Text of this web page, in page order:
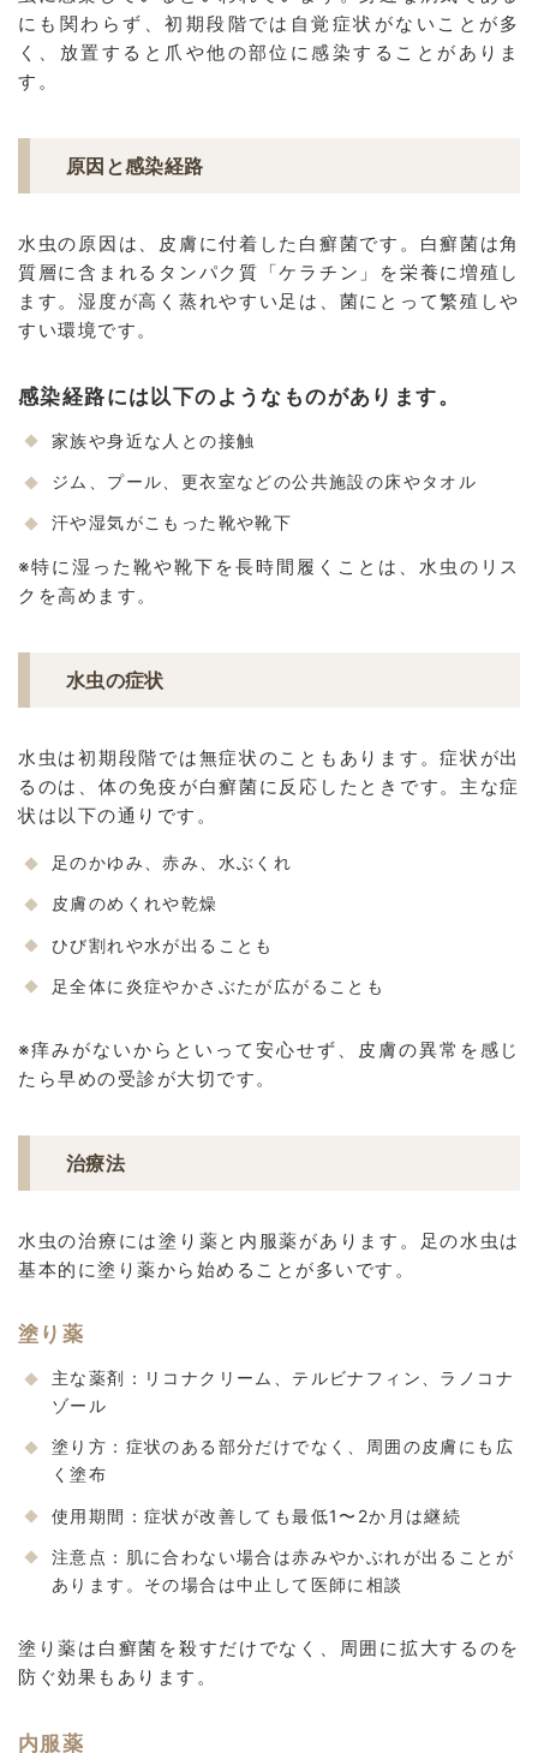
にも関わらず、初期段階では自覚症状がないことが多
く、放置すると爪や他の部位に感染することがありま
す。
原因と感染経路
水虫の原因は、皮膚に付着した白癬菌です。白癬菌は角
質層に含まれるタンパク質「ケラチン」を栄養に増殖し
ます。湿度が高く蒸れやすい足は、菌にとって繁殖しや
すい環境です。
感染経路には以下のようなものがあります。
家族や身近な人との接触
ジム、プール、更衣室などの公共施設の床やタオル
汗や湿気がこもった靴や靴下
※特に湿った靴や靴下を長時間履くことは、水虫のリス
クを高めます。
水虫の症状
水虫は初期段階では無症状のこともあります。症状が出
るのは、体の免疫が白癬菌に反応したときです。主な症
状は以下の通りです。
足のかゆみ、赤み、水ぶくれ
皮膚のめくれや乾燥
ひび割れや水が出ることも
足全体に炎症やかさぶたが広がることも
※痒みがないからといって安心せず、皮膚の異常を感じ
たら早めの受診が大切です。
治療法
水虫の治療には塗り薬と内服薬があります。足の水虫は
基本的に塗り薬から始めることが多いです。
塗り薬
主な薬剤：リコナクリーム、テルビナフィン、ラノコナ
ゾール
塗り方：症状のある部分だけでなく、周囲の皮膚にも広
く塗布
使用期間：症状が改善しても最低1〜2か月は継続
注意点：肌に合わない場合は赤みやかぶれが出ることが
あります。その場合は中止して医師に相談
塗り薬は白癬菌を殺すだけでなく、周囲に拡大するのを
防ぐ効果もあります。
内服薬